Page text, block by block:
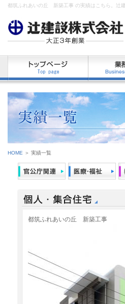
都筑ふれあいの丘 新築工事 の実績はこちら。辻
HOME ＞ 実績一覧
都筑ふれあいの丘 新築工事